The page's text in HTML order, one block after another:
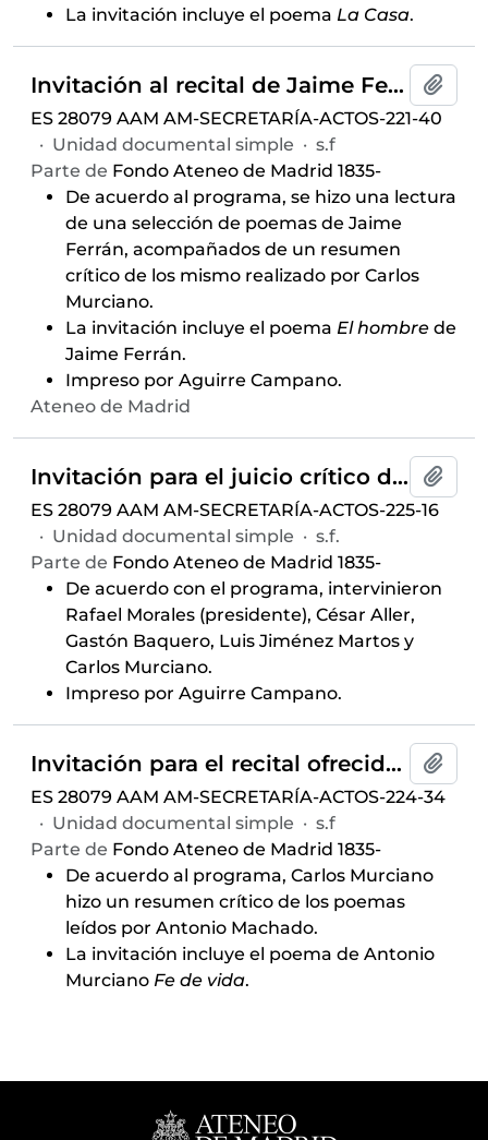
La invitación incluye el poema La Casa.
Invitación al recital de Jaime Ferrán, celebrado el 24 de marzo de 1966 y auspiciado por el Aula de Poesía
ES 28079 AAM AM-SECRETARÍA-ACTOS-221-40
· Unidad documental simple · s.f
Parte de Fondo Ateneo de Madrid 1835-
De acuerdo al programa, se hizo una lectura
de una selección de poemas de Jaime
Ferrán, acompañados de un resumen
crítico de los mismo realizado por Carlos
Murciano.
La invitación incluye el poema El hombre de
Jaime Ferrán.
Impreso por Aguirre Campano.
Ateneo de Madrid
Invitación para el juicio crítico del libro de
ES 28079 AAM AM-SECRETARÍA-ACTOS-225-16
· Unidad documental simple · s.f.
Parte de Fondo Ateneo de Madrid 1835-
De acuerdo con el programa, intervinieron
Rafael Morales (presidente), César Aller,
Gastón Baquero, Luis Jiménez Martos y
Carlos Murciano.
Impreso por Aguirre Campano.
Invitación para el recital ofrecido por Antonio Murciano, celebrado el 15 de diciembre de 1966 y auspiciado por el Aula de Poesía
ES 28079 AAM AM-SECRETARÍA-ACTOS-224-34
· Unidad documental simple · s.f
Parte de Fondo Ateneo de Madrid 1835-
De acuerdo al programa, Carlos Murciano
hizo un resumen crítico de los poemas
leídos por Antonio Machado.
La invitación incluye el poema de Antonio
Murciano Fe de vida.